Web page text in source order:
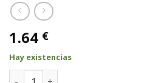
1.64 €
Hay existencias
DOBLE ENCHUFE FAMATEL